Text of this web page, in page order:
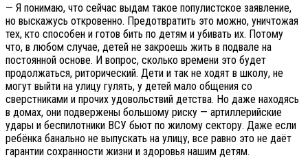
— Я понимаю, что сейчас выдам такое популистское заявление,
но выскажусь откровенно. Предотвратить это можно, уничтожая
тех, кто способен и готов бить по детям и убивать их. Потому
что, в любом случае, детей не закроешь жить в подвале на
постоянной основе. И вопрос, сколько времени это будет
продолжаться, риторический. Дети и так не ходят в школу, не
могут выйти на улицу гулять, у детей мало общения со
сверстниками и прочих удовольствий детства. Но даже находясь
в домах, они подвержены большому риску — артиллерийские
удары и беспилотники ВСУ бьют по жилому сектору. Даже если
ребёнка банально не выпускать на улицу, все равно это не даёт
гарантии сохранности жизни и здоровья нашим детям.